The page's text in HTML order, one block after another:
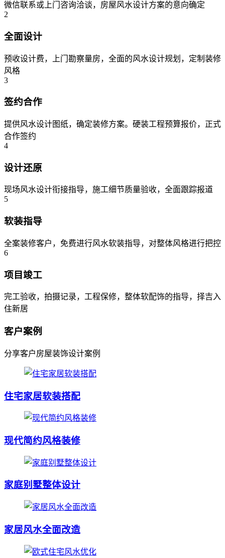
微信联系或上门咨询洽谈，房屋风水设计方案的意向确定
2
全面设计
预收设计费，上门勘察量房，全面的风水设计规划，定制装修
风格
3
签约合作
提供风水设计图纸，确定装修方案。硬装工程预算报价，正式
合作签约
4
设计还原
现场风水设计衔接指导，施工细节质量验收，全面跟踪报道
5
软装指导
全案装修客户，免费进行风水软装指导，对整体风格进行把控
6
项目竣工
完工验收，拍摄记录，工程保修，整体软配饰的指导，择吉入
住新居
客户案例
分享客户房屋装饰设计案例
住宅家居软装搭配
现代简约风格装修
家庭别墅整体设计
家居风水全面改造